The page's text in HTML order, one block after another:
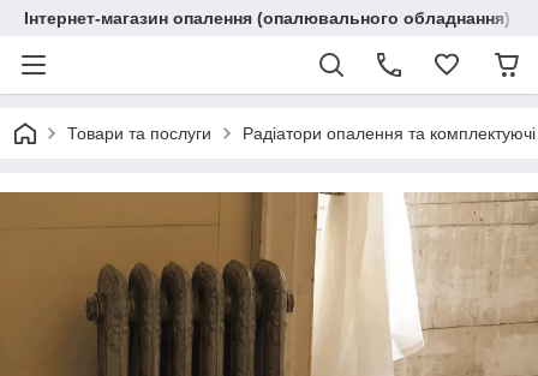
Інтернет-магазин опалення (опалювального обладнання)
Товари та послуги Радіатори опалення та комплектуючі